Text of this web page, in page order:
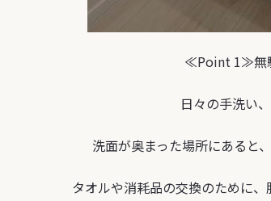
≪Point 1≫無
日々の手洗い
洗面が奥まった場所にあると
タオルや消耗品の交換のために